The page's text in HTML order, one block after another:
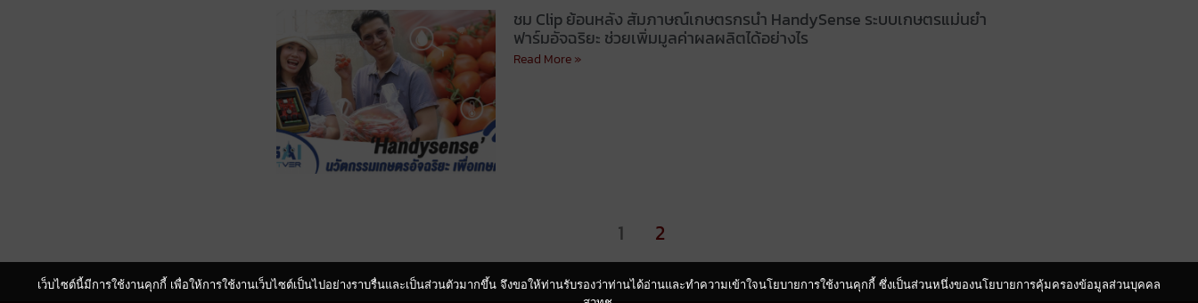
ชม Clip ย้อนหลัง สัมภาษณ์เกษตรกรนำ HandySense ระบบเกษตรแม่นยำ
ฟาร์มอัจฉริยะ ช่วยเพิ่มมูลค่าผลผลิตได้อย่างไร
Read More »
1 2
เว็บไซต์นี้มีการใช้งานคุกกี้ เพื่อให้การใช้งานเว็บไซต์เป็นไปอย่างราบรื่นและเป็นส่วนตัวมากขึ้น จึงขอให้ท่านรับรองว่าท่านได้อ่านและทำความเข้าใจนโยบายการใช้งานคุกกี้ ซึ่งเป็นส่วนหนึ่งของนโยบายการคุ้มครองข้อมูลส่วนบุคคล